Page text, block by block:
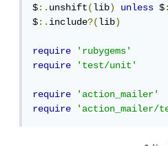
$:.unshift(lib) unless $
$:.include?(lib)
require
'rubygems'
require
'test/unit'
require
'action_mailer'
require
'action_mailer/